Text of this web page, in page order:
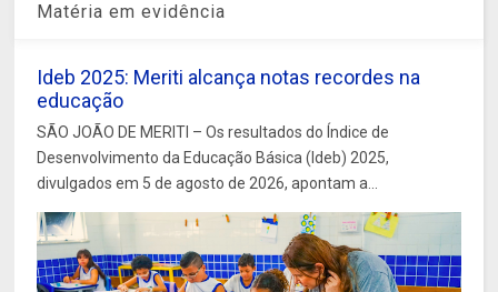
Matéria em evidência
Ideb 2025: Meriti alcança notas recordes na
educação
SÃO JOÃO DE MERITI – Os resultados do Índice de
Desenvolvimento da Educação Básica (Ideb) 2025,
divulgados em 5 de agosto de 2026, apontam a...